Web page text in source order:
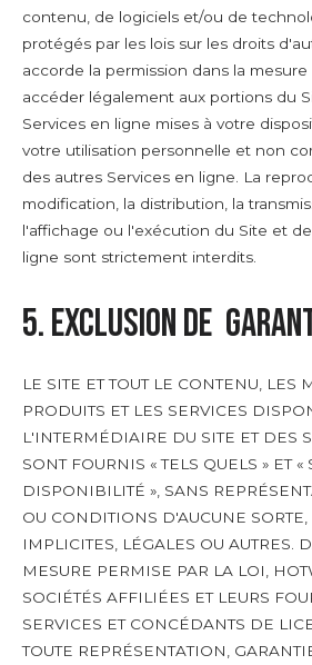
contenu, de logiciels et/ou de
protégés par les lois sur les droits
accorde la permission dans la
accéder légalement aux portions du
Services en ligne mises à votre
votre utilisation personnelle et non
des autres Services en ligne. La
modification, la distribution, la
l'affichage ou l'exécution du Site et
ligne sont strictement interdits.
5. Exclusion de
LE SITE ET TOUT LE CONTENU, LES
PRODUITS ET LES SERVICES
L'INTERMÉDIAIRE DU SITE ET DES
SONT FOURNIS « TELS QUELS » ET «
DISPONIBILITÉ », SANS
OU CONDITIONS D'AUCUNE SORTE,
IMPLICITES, LÉGALES OU AUTRES.
MESURE PERMISE PAR LA LOI,
SOCIÉTÉS AFFILIÉES ET LEURS
SERVICES ET CONCÉDANTS DE
TOUTE REPRÉSENTATION,